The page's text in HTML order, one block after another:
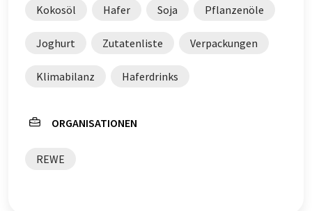
Kokosöl Hafer Soja Pflanzenöle
Joghurt Zutatenliste Verpackungen
Klimabilanz Haferdrinks
ORGANISATIONEN
REWE